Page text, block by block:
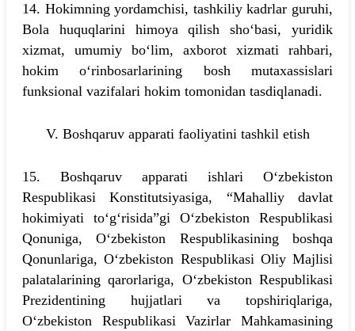
14. Hokimning yordamchisi, tashkiliy kadrlar guruhi,
Bola huquqlarini himoya qilish sho‘basi, yuridik
xizmat, umumiy bo‘lim, axborot xizmati rahbari,
hokim o‘rinbosarlarining bosh mutaxassislari
funksional vazifalari hokim tomonidan tasdiqlanadi.
V. Boshqaruv apparati faoliyatini tashkil etish
15. Boshqaruv apparati ishlari O‘zbekiston
Respublikasi Konstitutsiyasiga, “Mahalliy davlat
hokimiyati to‘g‘risida”gi O‘zbekiston Respublikasi
Qonuniga, O‘zbekiston Respublikasining boshqa
Qonunlariga, O‘zbekiston Respublikasi Oliy Majlisi
palatalarining qarorlariga, O‘zbekiston Respublikasi
Prezidentining hujjatlari va topshiriqlariga,
O‘zbekiston Respublikasi Vazirlar Mahkamasining